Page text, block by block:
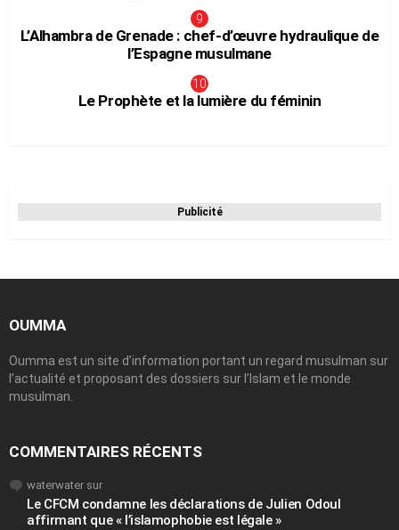
L’Alhambra de Grenade : chef-d’œuvre hydraulique de
l’Espagne musulmane
Le Prophète et la lumière du féminin
Publicité
OUMMA
Oumma est un site d’information portant un regard musulman sur
l’actualité et proposant des dossiers sur l’Islam et le monde
musulman.
COMMENTAIRES RÉCENTS
waterwater sur
Le CFCM condamne les déclarations de Julien Odoul
affirmant que « l’islamophobie est légale »